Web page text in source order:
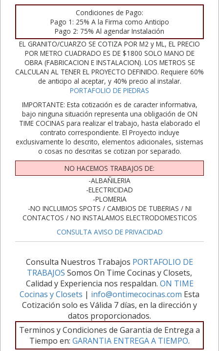
Condiciones de Pago:
Pago 1: 25% A la Firma como Anticipo
Pago 2: 75% Al agendar Instalación
EL GRANITO/CUARZO SE COTIZA POR M2 y ML, EL PRECIO
POR METRO CUADRADO ES DE $1800 SOLO MANO DE
OBRA (FABRICACION E INSTALACION). LOS METROS SE
CALCULAN AL TENER EL PROYECTO DEFINIDO. Requiere 60%
de anticipo al aceptar, y 40% precio al instalar.
PORTAFOLIO DE PIEDRAS
IMPORTANTE: Esta cotización es de caracter informativa,
bajo ninguna situación representa una obligación de ON
TIME COCINAS para realizar el trabajo, hasta elaborado el
contrato correspondiente. El Proyecto incluye
exclusivamente lo descrito, elementos adicionales, sistemas
o cosas no descritas se cotizan por separado.
NO HACEMOS TRABAJOS DE:
-ALBAÑILERIA
-ELECTRICIDAD
-PLOMERIA
-NO INCLUIMOS SPOTS / CAMBIOS DE TUBERIAS / NI
CONTACTOS / NO INSTALAMOS ELECTRODOMESTICOS
CONSULTA AVISO DE PRIVACIDAD
Consulta Nuestros Trabajos PORTAFOLIO DE
TRABAJOS Somos On Time Cocinas y Closets,
Calidad y Experiencia nos respaldan. ON TIME
Cocinas y Closets | info@ontimecocinas.com Esta
Cotización solo es Válida 7 días, en la dirección y
datos proporcionados.
Terminos y Condiciones de Garantia de Entrega a
Tiempo en: GARANTIA ENTREGA A TIEMPO.